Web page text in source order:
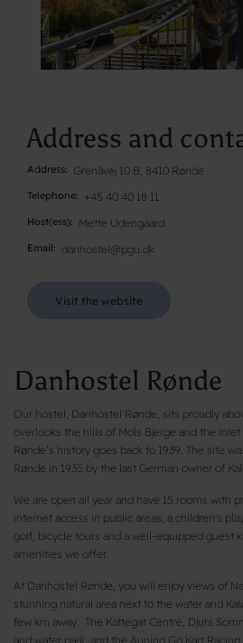
Address and
Address Grenåvej 10 B, 8410 Rønde
Telephone +45 40 40 18 11
Host(ess) Mette Udengaard
Email danhostel@pgu.dk
Visit the website
Danhostel Rønde
Our hostel, Danhostel Rønde, sits proudly
overlooks the hills of Mols Bjerge and the inlet
Rønde’s history goes back to 1939. The site
Rønde in 1935 by the last German owner of
We are open all year and have 15 rooms with
internet access in public areas, a children's
golf, bicycle tours and a well-equipped guest
amenities we offer.
At Danhostel Rønde, you will enjoy views of
stunning natural area next to the water and
few km away. The Kattegat Centre, Djurs
and water park, and the Auning Go Kart